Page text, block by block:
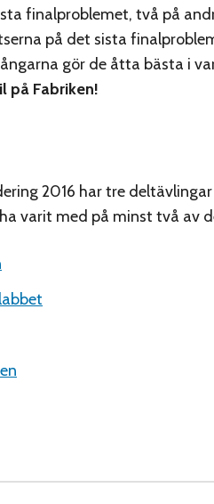
finalproblemet, två på
på det sista
gör de åtta bästa i
på Fabriken!
2016 har tre
varit med på minst två av